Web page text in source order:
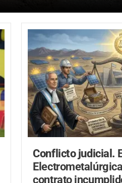
Conflicto judicial.
contrato